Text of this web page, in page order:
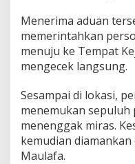
Menerima aduan
memerintahkan
menuju ke Tempat
mengecek langsung.
Sesampai di lokasi,
menemukan sepuluh
menenggak miras.
kemudian
Maulafa.